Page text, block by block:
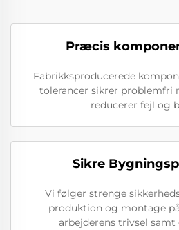
Præcis
Fabrikksproducerede
tolerancer sikrer problemfri
reducerer fejl og
Sikre
Vi følger strenge
produktion og montage
arbejderens trivsel samt